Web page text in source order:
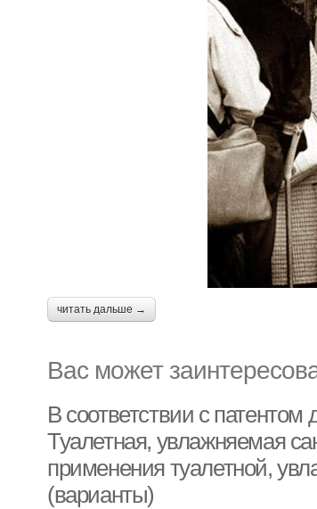
читать дальше →
Вас может
В соответствии с
Туалетная, увлажняемая
применения туалетной,
(варианты)